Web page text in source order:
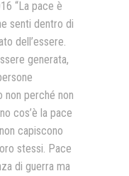
“La pace è
senti dentro di
dell’essere.
generata,
non perché non
cos’è la pace
capiscono
stessi. Pace
di guerra ma